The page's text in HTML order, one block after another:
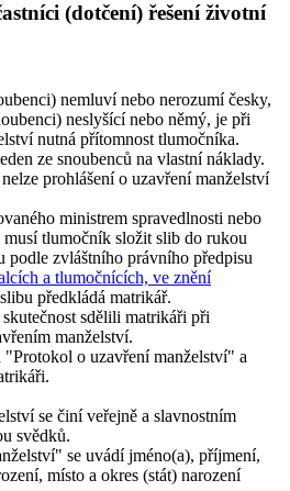
(dotčení) řešení životní
nemluví nebo nerozumí česky,
neslyšící nebo němý, je při
nutná přítomnost tlumočníka.
ze snoubenců na vlastní náklady.
prohlášení o uzavření manželství
ministrem spravedlnosti nebo
musí tlumočník složit slib do rukou
podle zvláštního právního předpisu
a tlumočnících, ve znění
předkládá matrikář.
sdělili matrikáři při
manželství.
o uzavření manželství" a
se činí veřejně a slavnostním
svědků.
se uvádí jméno(a), příjmení,
místo a okres (stát) narození